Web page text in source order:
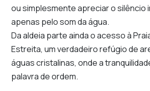
ou simplesmente apreciar o silêncio
apenas pelo som da água.
Da aldeia parte ainda o acesso à
Estreita, um verdadeiro refúgio de
águas cristalinas, onde a
palavra de ordem.